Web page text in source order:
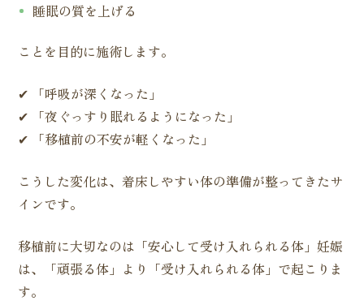
睡眠の質を上げる
ことを目的に施術します。
✔ 「呼吸が深くなった」
✔ 「夜ぐっすり眠れるようになった」
✔ 「移植前の不安が軽くなった」
こうした変化は、着床しやすい体の準備が整ってきたサ
インです。
移植前に大切なのは「安心して受け入れられる体」妊娠
は、「頑張る体」より「受け入れられる体」で起こりま
す。